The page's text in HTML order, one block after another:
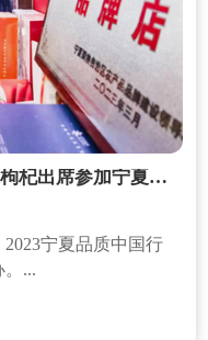
“宁”聚好品，“沪”传美味 | 早康枸杞出席参加宁夏品质中国行（上海站）活动
2023宁夏品质中国行
。...